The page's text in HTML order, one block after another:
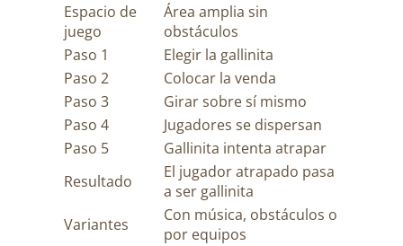
Espacio de
juego
Área amplia sin
obstáculos
Paso 1
Elegir la gallinita
Paso 2
Colocar la venda
Paso 3
Girar sobre sí mismo
Paso 4
Jugadores se dispersan
Paso 5
Gallinita intenta atrapar
Resultado
El jugador atrapado pasa
a ser gallinita
Variantes
Con música, obstáculos o
por equipos